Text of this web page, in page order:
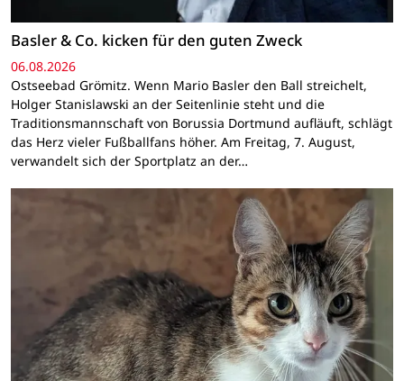
Basler & Co. kicken für den guten Zweck
06.08.2026
Ostseebad Grömitz. Wenn Mario Basler den Ball streichelt,
Holger Stanislawski an der Seitenlinie steht und die
Traditionsmannschaft von Borussia Dortmund aufläuft, schlägt
das Herz vieler Fußballfans höher. Am Freitag, 7. August,
verwandelt sich der Sportplatz an der…